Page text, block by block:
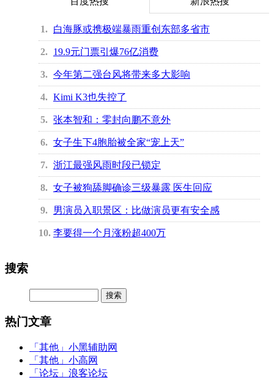
1 白海豚或携极端暴雨重创东部多省市
2 19.9元门票引爆76亿消费
3 今年第二强台风将带来多大影响
4 Kimi K3也失控了
5 张本智和：零封向鹏不意外
6 女子生下4胞胎被全家“宠上天”
7 浙江最强风雨时段已锁定
8 女子被狗舔脚确诊三级暴露 医生回应
9 男演员入职景区：比做演员更有安全感
10 李要得一个月涨粉超400万
搜索
热门文章
「其他」 小黑辅助网
「其他」 小高网
「论坛」 浪客论坛